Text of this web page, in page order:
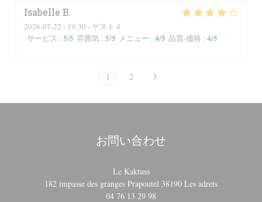
Isabelle B
2026-07-22 - 19:30 - ゲスト 4
サービス : 5/5 雰囲気 : 5/5 メニュー : 4/5 品質-価格 : 4/5
1 2 3
お問い合わせ
Le Kaktuss
182 impasse des granges Prapoutel 38190 Les adrets((新しいウ
04 76 13 29 98